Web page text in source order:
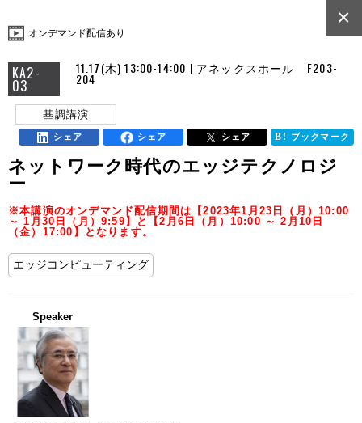
オンデマンド配信あり
KA2-
03
11.17(木) 13:00-14:00 | アネックスホール F203-
204
×
基調講演
シェア シェア シェア ブックマーク
ネットワーク時代のエッジテクノロジ
ー
※本講演のオンデマンド配信期間は【2023年1月23日（月）10:00
～ 1月30日（月）9:59】と【2月6日（月）10:00 ～ 2月10日
（金）17:00】となります。
エッジコンピューティング
Speaker